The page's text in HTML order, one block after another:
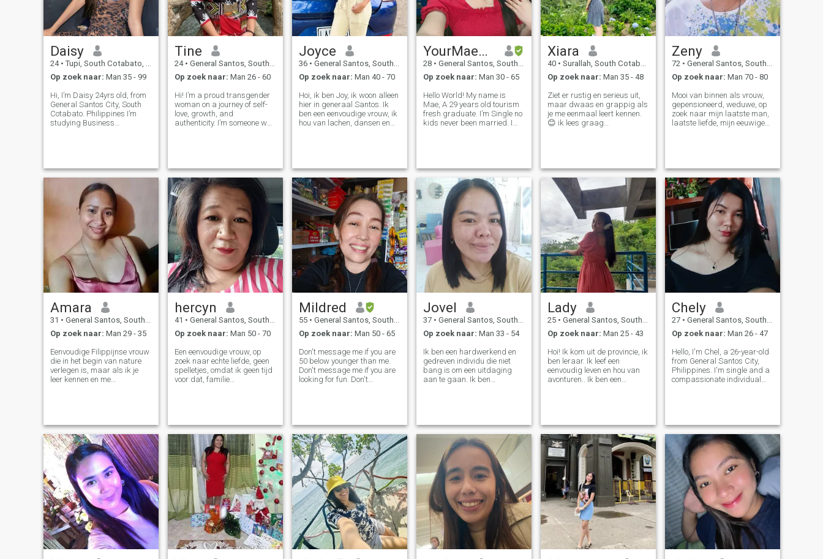
Daisy
24 • Tupi, South Cotabato, Filipijnen
Op zoek naar: Man 35 - 99
Hi, I’m Daisy 24yrs old, from
General Santos City, South
Cotabato. Philippines I’m
studying Business
kindness, generosity and
peace of mind.
Tine
24 • General Santos, South Cotabato, Filipijnen
Op zoek naar: Man 26 - 60
Hi! I’m a proud transgender
woman on a journey of self-
love, growth, and
authenticity. I’m someone who
simple things, exploring new
ideas, or just e
Joyce
36 • General Santos, South Cotabato, Filipijnen
Op zoek naar: Man 40 - 70
Hoi, ik ben Joy, ik woon alleen
hier in generaal Santos. Ik
ben een eenvoudige vrouw, ik
hou van lachen, dansen en
avontuurlijk en altijd graag
gelukkig zijn, ik hou van
buitenactiviteiten. Ik
hunkerde naar eenvoud en ik
kan gewoon niet eeuwig
eenzaam leven.
YourMaePH
28 • General Santos, South Cotabato, Filipijnen
Op zoek naar: Man 30 - 65
Hello World! My name is
Mae, A 29 years old tourism
fresh graduate. I’m Single no
kids never been married. I
caring, clingy, thought
Xiara
40 • Surallah, South Cotabato, Filipijnen
Op zoek naar: Man 35 - 48
Ziet er rustig en serieus uit,
maar dwaas en grappig als
je me eenmaal leert kennen.
😊 ik lees graag
zwemmen.😅 ik ben eerlijk,
loyaal en lief. Maar kan
soms koppig zijn vooral over
de dingen waar ik
hartstochtelijk over ben. Ik
hou van een goede
lach/banter en zou geweldig
zijn als je geestig bent. Voel
je vrij om hallo te zeggen.
Zeny
72 • General Santos, South Cotabato, Filipijnen
Op zoek naar: Man 70 - 80
Mooi van binnen als vrouw,
gepensioneerd, weduwe, op
zoek naar mijn laatste man,
laatste liefde, mijn eeuwige
tuinieren en wil handen
vasthouden in het openbaar.
Wil lief hebben en geliefd
worden omdat liefde ons
inspiratie geeft, geluk, lachen
en glimlachen. Geld kan geen
liefde kopen omdat liefde een
diep gevoel is.
Amara
31 • General Santos, South Cotabato, Filipijnen
Op zoek naar: Man 29 - 35
Eenvoudige Filippijnse vrouw
die in het begin van nature
verlegen is, maar als ik je
leer kennen en me
"Actie is beter dat woorden"
soort persoon, je weet dat ik
geïnteresseerd ben in
iemand als ik volledig moeite
doe om hem te kennen.
hercyn
41 • General Santos, South Cotabato, Filipijnen
Op zoek naar: Man 50 - 70
Een eenvoudige vrouw, op
zoek naar echte liefde, geen
spelletjes, omdat ik geen tijd
voor dat, familie
mijn levenslange partner te
vinden, ik ben een
schoonheidsspecialist en
nagel kunstenaar
verwachten, en één ding, ik
was hier niet om te scam of
om mijn zelf uit te buiten voor
geld, ik weet hoe moeilijk om
geld te vinden, want ik ben
een hard werkend persoon,
en vindingrijk, hou van
natuur, dieren, beneden op
aarde, geloof altijd in
eerlijkheid is het beste beleid.
Mildred
55 • General Santos, South Cotabato, Filipijnen
Op zoek naar: Man 50 - 65
Don't message me if you are
50 below younger than me.
Don't message me if you are
looking for fun. Don't
if you are stingy. Don't
mesage me if
Jovel
37 • General Santos, South Cotabato, Filipijnen
Op zoek naar: Man 33 - 54
Ik ben een hardwerkend en
gedreven individu die niet
bang is om een uitdaging
aan te gaan. Ik ben
open en eerlijk persoon die
niet gelooft in het misleiden
van andere mensen en
probeert eerlijk te zijn in alles
wat ik doe.
Lady
25 • General Santos, South Cotabato, Filipijnen
Op zoek naar: Man 25 - 43
Hoi! Ik kom uit de provincie, ik
ben leraar. Ik leef een
eenvoudig leven en hou van
avonturen.. Ik ben een
vogels en bang voor
kattenlol. Ik ben
alleenstaande moeder, op
zoek naar een ware liefde
met respect, loyaliteit en
eerlijkheid. Niet in plezier,
hook.ups of voor games.
Geen lichaam verdient het om
met en taille van de tijd
gespeeld te worden.
Chely
27 • General Santos, South Cotabato, Filipijnen
Op zoek naar: Man 26 - 47
Hello, I'm Chel, a 26-year-old
from General Santos City,
Philippines. I'm single and a
compassionate individual
TikTok videos and find joy